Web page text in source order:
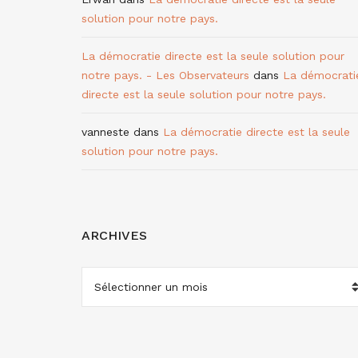
solution pour notre pays.
La démocratie directe est la seule solution pour
notre pays. - Les Observateurs dans La
directe est la seule solution pour notre pays.
vanneste dans La démocratie directe est la seule
solution pour notre pays.
ARCHIVES
ARCHIVES